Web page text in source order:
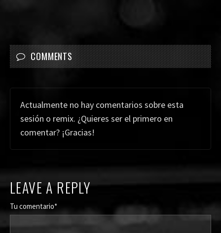
COMMENTS
Actualmente no hay comentarios sobre esta
sesión o remix. ¿Quieres ser el primero en
comentar? ¡Gracias!
LEAVE A REPLY
Tu comentario*